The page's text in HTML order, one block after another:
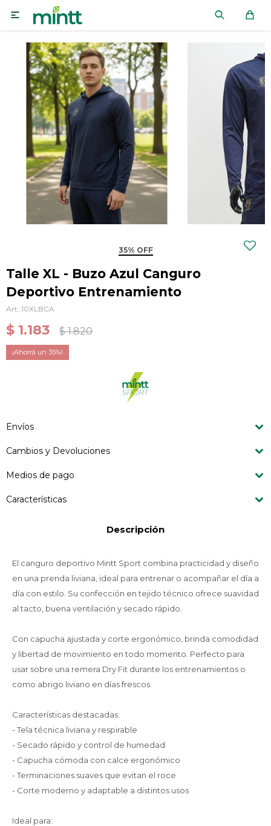

35% OFF
Talle XL - Buzo Azul Canguro
Deportivo Entrenamiento
10XLBCA
$ 1.183 $ 1.820
35
Envíos
Cambios y Devoluciones
Medios de pago
Características
Descripción
El canguro deportivo Mintt Sport combina practicidad y diseño
en una prenda liviana, ideal para entrenar o acompañar el día a
día con estilo. Su confección en tejido técnico ofrece suavidad
al tacto, buena ventilación y secado rápido.
Con capucha ajustada y corte ergonómico, brinda comodidad
y libertad de movimiento en todo momento. Perfecto para
usar sobre una remera Dry Fit durante los entrenamientos o
como abrigo liviano en días frescos.
Características destacadas:
- Tela técnica liviana y respirable
- Secado rápido y control de humedad
- Capucha cómoda con calce ergonómico
- Terminaciones suaves que evitan el roce
- Corte moderno y adaptable a distintos usos
Ideal para: